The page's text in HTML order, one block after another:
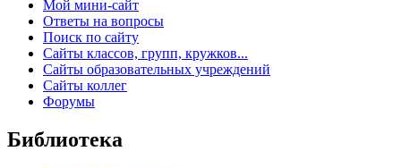
Мой мини-сайт
Ответы на вопросы
Поиск по сайту
Сайты классов, групп, кружков...
Сайты образовательных учреждений
Сайты коллег
Форумы
Библиотека